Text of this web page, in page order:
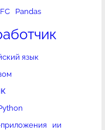
Pandas
язык
ии